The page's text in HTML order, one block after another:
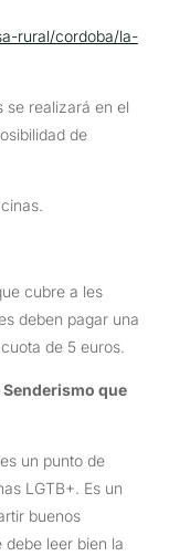
rural/cordoba/la-
se realizará en el
de
cubre a les
deben pagar una
de 5 euros.
que
un punto de
LGTB+. Es un
buenos
debe leer bien la